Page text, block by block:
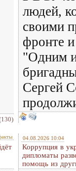
людей,
своими
фронте
"Одним
Сергей
04.08.2026 10:04
Коррупция в
дипломаты
помощь из